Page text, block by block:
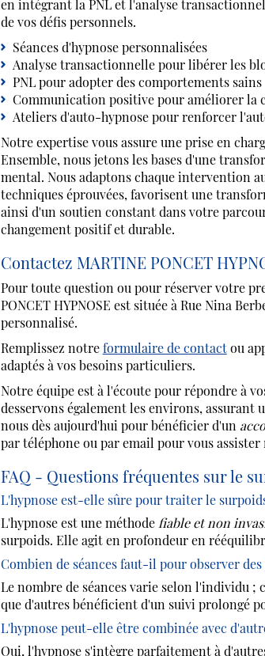
en intégrant la PNL et l'analyse
de vos défis personnels.
Séances d'hypnose personnalisées
Analyse transactionnelle pour libérer les
PNL pour adopter des comportements sains
Communication positive pour améliorer la
Ateliers d'auto-hypnose pour renforcer
Notre expertise vous assure une prise en
Ensemble, nous jetons les bases d'une
mental. Nous adaptons chaque intervention
techniques éprouvées, favorisent une
ainsi d'un soutien constant dans votre
changement positif et durable.
Contactez MARTINE PONCET
Pour toute question ou pour réserver votre
PONCET HYPNOSE est située à Rue Nina
personnalisé.
Remplissez notreformulaire de contactou
adaptés à vos besoins particuliers.
Notre équipe est à l'écoute pour répondre à
desservons également les environs,
nous dès aujourd'hui pour bénéficier d'un
par téléphone ou par email pour vous
FAQ - Questions fréquentes sur le
L'hypnose est-elle sûre pour traiter le
L'hypnose est une méthode fiable et non
surpoids. Elle agit en profondeur en
Combien de séances faut-il pour observer
Le nombre de séances varie selon l'individu ;
que d'autres bénéficient d'un suivi prolongé
L'hypnose peut-elle être combinée avec
Oui, l'hypnose s'intègre parfaitement à